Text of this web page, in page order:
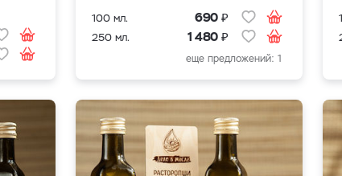
100 мл. 690 ₽
250 мл. 1 480 ₽
еще предложений: 1